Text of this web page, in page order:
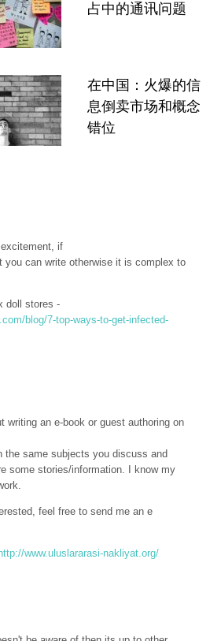
占中的通讯问题
在中国：火爆的信
息倒卖市场和概念
错位
if
you can write otherwise it is complex to
doll stores -
blog/7-top-ways-to-get-infected-
writing an e-book or guest authoring on
the same subjects you discuss and
some stories/information. I know my
feel free to send me an e
http://www.uluslararasi-nakliyat.org/